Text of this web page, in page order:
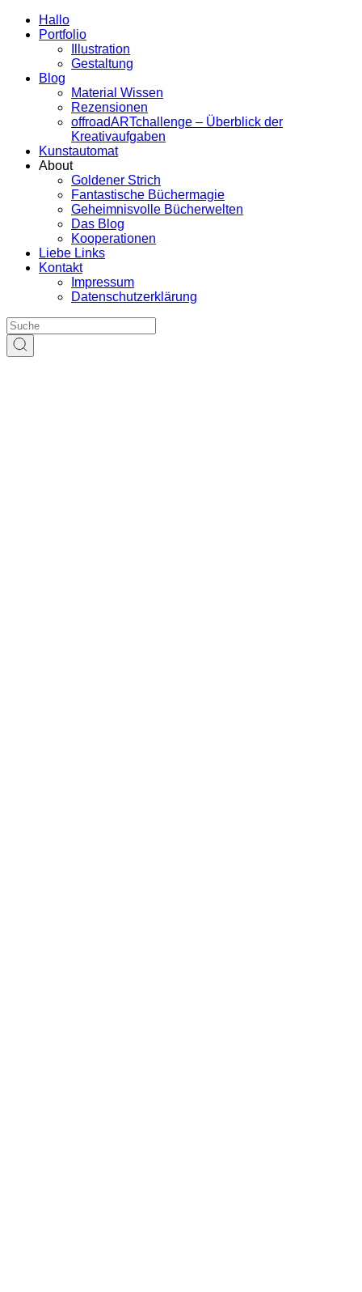
Hallo
Portfolio
Illustration
Gestaltung
Blog
Material Wissen
Rezensionen
offroadARTchallenge – Überblick der
Kreativaufgaben
Kunstautomat
About
Goldener Strich
Fantastische Büchermagie
Geheimnisvolle Bücherwelten
Das Blog
Kooperationen
Liebe Links
Kontakt
Impressum
Datenschutzerklärung